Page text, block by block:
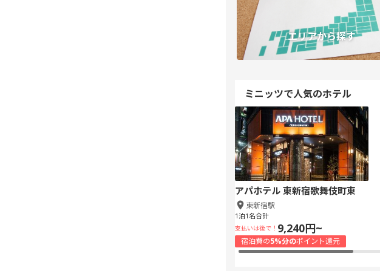
エリアから探す
ミニッツで人気のホテル
アパホテル 東新宿歌舞伎町東
東新宿駅
1泊1名合計
支払いは後で！ 9,240円~
宿泊費の5%分のポイント還元